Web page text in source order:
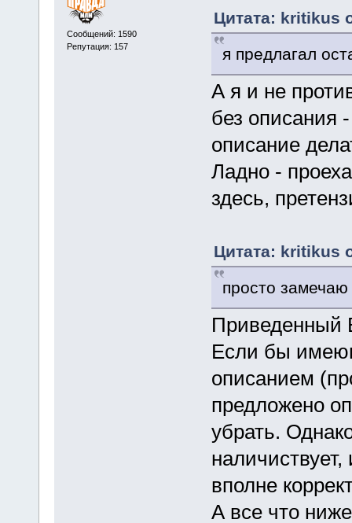
Сообщений: 1590
Репутация: 157
Цитата: kritikus
я предлагал
А я и не
без описания
описание
Ладно -
здесь,
Цитата: kritikus
просто
Приведенный
Если бы
описанием
предложено
убрать.
вполне
А все что